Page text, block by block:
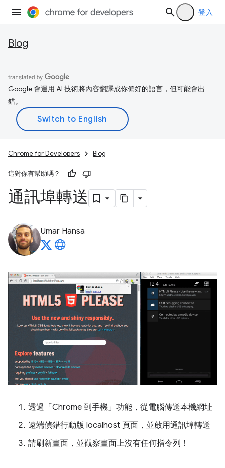
登入
Blog
Google 會運用 AI 技術將內容翻譯成你偏好的語言，但可能會出
錯。
Chrome for Developers Blog
這對你有幫助嗎？
通訊埠轉送
Umar Hansa
透過「Chrome 到手機」功能，從電腦傳送本機網址
遠端偵錯行動版 localhost 頁面，並啟用通訊埠轉送
請刷新畫面，並觀察畫面上沒有任何指令列！